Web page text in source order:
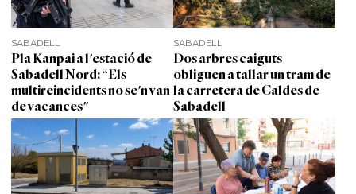
SABADELL
Pla Kanpai a l'estació de
Sabadell Nord: “Els
multireincidents no se'n van
de vacances"
SABADELL
Dos arbres caiguts
obliguen a tallar un tram de
la carretera de Caldes de
Sabadell